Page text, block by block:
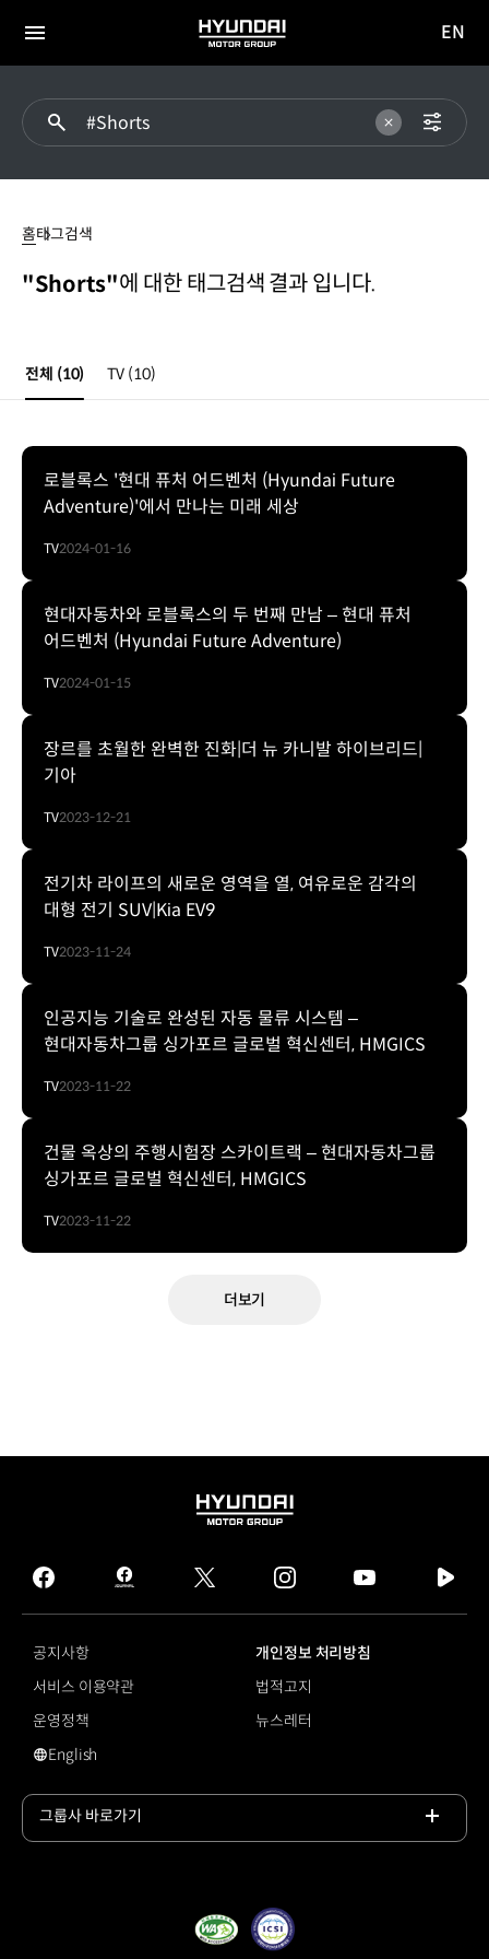
전체
HYUNDAI
MOTOR
이동
EN
홈태그검색
"Shorts"에 대한 태그검색 결과 입니다.
전체 (10) TV (10)
로블록스 '현대 퓨처 어드벤처 (Hyundai Future
Adventure)'에서 만나는 미래 세상
TV2024-01-16
현대자동차와 로블록스의 두 번째 만남 – 현대 퓨처
어드벤처 (Hyundai Future Adventure)
TV2024-01-15
장르를 초월한 완벽한 진화|더 뉴 카니발 하이브리드|
기아
TV2023-12-21
전기차 라이프의 새로운 영역을 열, 여유로운 감각의
대형 전기 SUV|Kia EV9
TV2023-11-24
인공지능 기술로 완성된 자동 물류 시스템 –
현대자동차그룹 싱가포르 글로벌 혁신센터, HMGICS
TV2023-11-22
건물 옥상의 주행시험장 스카이트랙 – 현대자동차그룹
싱가포르 글로벌 혁신센터, HMGICS
TV2023-11-22
더보기
HYUNDAI
GROUP
facebook
hmg
journal
twitter instagram
tv
공지사항
개인정보 처리방침
서비스 이용약관
법적고지
운영정책
뉴스레터
#Shorts
English
그룹사 바로가기